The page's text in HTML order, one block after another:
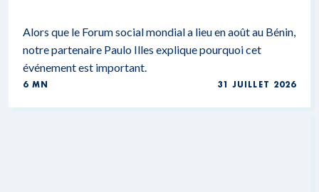
Alors que le Forum social mondial a lieu en août au Bénin,
notre partenaire Paulo Illes explique pourquoi cet
événement est important.
6 MN 31 JUILLET 2026